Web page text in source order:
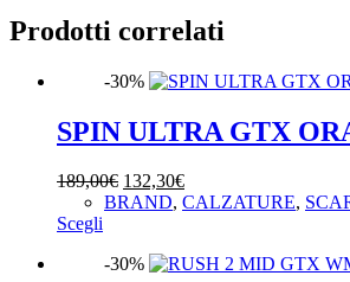
Prodotti correlati
-30%
SPIN ULTRA GTX
189,00€ Il
prezzo
189,00€.
132,30€Il
prezzo
132,30€.
BRAND, CALZATURE,
Scegli
ha
-30%